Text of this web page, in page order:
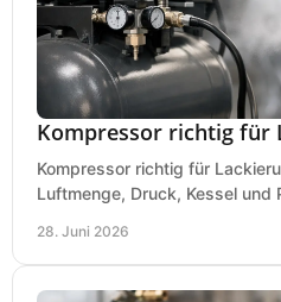
Kompressor richtig für
Kompressor richtig für
Luftmenge, Druck, Kessel und
28. Juni 2026